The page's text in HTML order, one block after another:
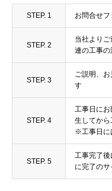
STEP. 1 お問合せ
STEP. 2
当社より
連の工事
STEP. 3
ご説明、
す
STEP. 4
工事日に
生してか
※工事日に
STEP. 5
工事完了
に完了の